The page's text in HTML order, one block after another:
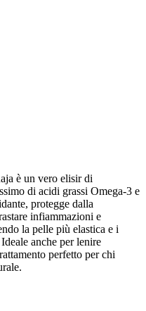
è un vero elisir di
di acidi grassi Omega-3 e
protegge dalla
infiammazioni e
la pelle più elastica e i
anche per lenire
perfetto per chi